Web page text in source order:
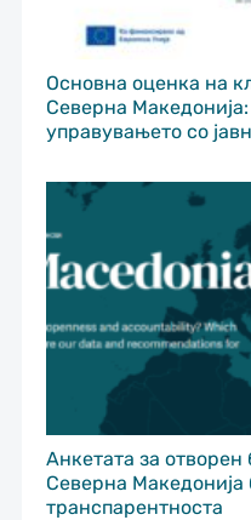
Основна оценка на
Северна
управувањето со
Анкетата за отворен
Северна Македонија
транспарентноста